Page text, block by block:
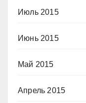
Июль 2015
Июнь 2015
Май 2015
Апрель 2015